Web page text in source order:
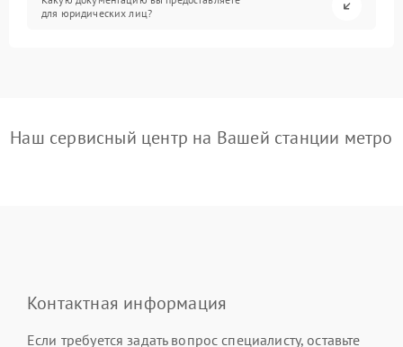
для юридических лиц?
Наш сервисный центр на Вашей станции метро
Контактная информация
Если требуется задать вопрос специалисту, оставьте